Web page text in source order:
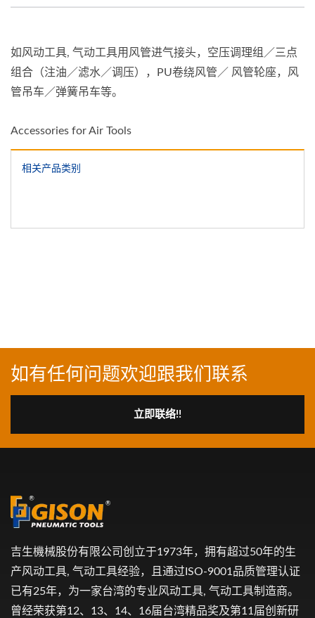
如风动工具, 气动工具用风管进气接头，空压调理组／三点
组合（注油／滤水／调压），PU卷绕风管／ 风管轮座，风
管吊车／弹簧吊车等。
Accessories for Air Tools
相关产品类别
如有任何问题欢迎跟我们联系
立即联络!!
吉生機械股份有限公司创立于1973年，拥有超过50年的生
产风动工具, 气动工具经验，且通过ISO-9001品质管理认证
已有25年，为一家台湾的专业风动工具, 气动工具制造商。
曾经荣获第12、13、14、16届台湾精品奖及第11届创新研